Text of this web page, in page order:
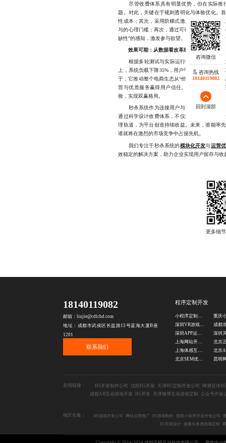
尽管收费体系具有明显优势，但在实际推
题。对此，关键在于规则透明化与体验优化。
性成本；其次，采用阶梯式激励策略，如首单
与的心理门槛；再次，通过可视化倒计时、剩
缺性”的感知，激发参与欲望。这些细节设计虽
效果可期：从数据看改革红利
根据多轮测试与实际运行数据，实施合理收
上，系统负载下降35%，用户平均停留时长增
于，它推动整个电商生态从“价格战”向“价值
营与优质服务赢得用户信任。这不仅提升了
验，实现双赢格局。
秒杀系统作为连接用户与平台的核心触点，
通过科学设计收费体系，不仅能够过滤无效流
理轨道，为平台创造持续收益。未来，谁能率
谁就将在激烈的市场竞争中占据先机。
我们专注于秒杀系统的模块化开发与运营
效稳定的解决方案，助力企业实现用户留存与收
18140119082
邮箱：liujie@cdlchd.com
地址：成都市武侯区长益路13号蓝海大厦B座
1201
联系我们
程序定制开发
深圳VR游戏开发公司
深圳APP运营游戏定制
上海网站开发公司
北京SEM优化公司
友情链接： H5开发制作公司 沈阳H5开发 天津H5定制开发公司
啤酒宣传H5
成都AR互动游戏开发
H5开发 天津微博互动游戏定制 公众号开发
地区合集： H5游戏开发公司 网站运营推广 H5游戏制作 贵阳小程序开发外包公司
H5页面设计
摄像头体感游戏定制
咨询热线
18140119082
回到顶部